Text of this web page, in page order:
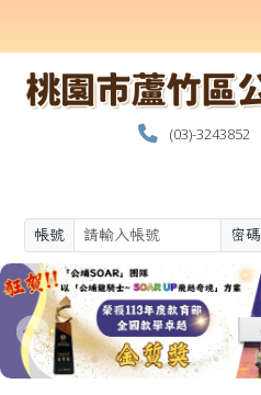
(03)-3243852
帳號 密碼